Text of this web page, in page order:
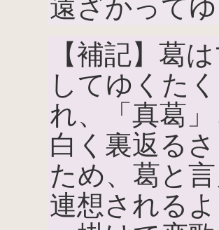
遠ざかって
【補記】葛
してゆくた
れ、「真葛
白く裏返る
ため、葛と
連想される